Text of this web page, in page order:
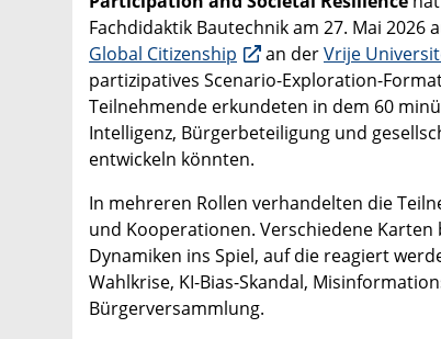
Fachdidaktik Bautechnik am 27. Mai 2026
Global Citizenship
an derVrije
partizipatives Scenario-Exploration-
Teilnehmende erkundeten in dem 60
Intelligenz, Bürgerbeteiligung und
entwickeln könnten.
In mehreren Rollen verhandelten die
und Kooperationen. Verschiedene
Dynamiken ins Spiel, auf die reagiert
Wahlkrise, KI-Bias-Skandal,
Bürgerversammlung.